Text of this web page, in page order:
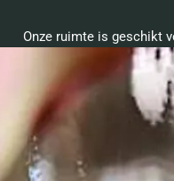
Onze ruimte is geschikt